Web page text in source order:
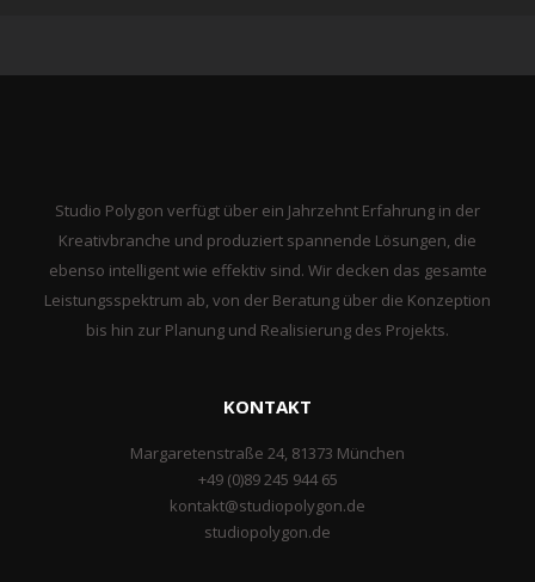
Studio Polygon verfügt über ein Jahrzehnt Erfahrung in der
Kreativbranche und produziert spannende Lösungen, die
ebenso intelligent wie effektiv sind. Wir decken das gesamte
Leistungsspektrum ab, von der Beratung über die Konzeption
bis hin zur Planung und Realisierung des Projekts.
KONTAKT
Margaretenstraße 24, 81373 München
+49 (0)89 245 944 65
kontakt@studiopolygon.de
studiopolygon.de